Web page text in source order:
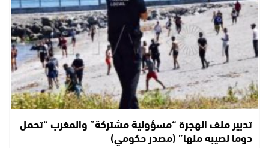
تدبير ملف الهجرة “مسؤولية مشتركة” والمغرب “تحمل
دوما نصيبه منها” (مصدر حكومي)